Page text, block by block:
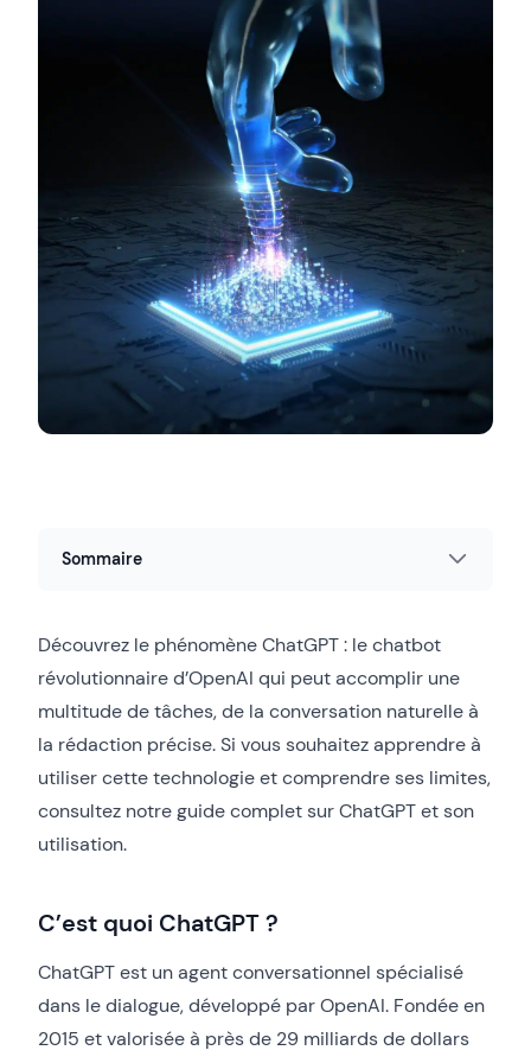
Sommaire
Découvrez le phénomène ChatGPT : le chatbot
révolutionnaire d’OpenAI qui peut accomplir une
multitude de tâches, de la conversation naturelle à
la rédaction précise. Si vous souhaitez apprendre à
utiliser cette technologie et comprendre ses limites,
consultez notre guide complet sur ChatGPT et son
utilisation.
C’est quoi ChatGPT ?
ChatGPT est un agent conversationnel spécialisé
dans le dialogue, développé par OpenAI. Fondée en
2015 et valorisée à près de 29 milliards de dollars